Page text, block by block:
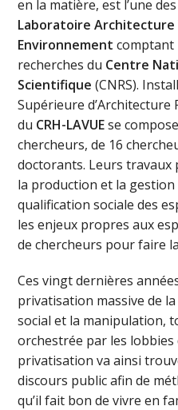
en la matière, est l’une
Laboratoire Architecture
Environnement comptant
recherches du Centre
Scientifique (CNRS).
Supérieure d’Architecture
du CRH-LAVUEse
chercheurs, de 16
doctorants. Leurs
la production et la gestion
qualification sociale des
les enjeux propres aux
de chercheurs pour faire
Ces vingt dernières
privatisation massive de
social et la manipulation,
orchestrée par les lobbies
privatisation va ainsi
discours public afin de
qu’il fait bon de vivre en